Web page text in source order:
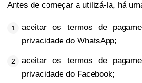
Antes de começar a utilizá-la, há
aceitar os termos de
privacidade do WhatsApp;
aceitar os termos de
privacidade do Facebook;